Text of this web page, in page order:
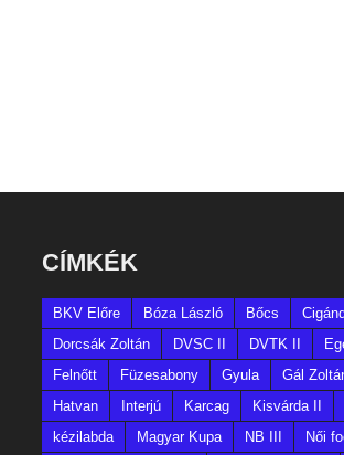
CÍMKÉK
BKV Előre Bóza László Bőcs Cigánd
Dorcsák Zoltán
DVSC II DVTK II
Felnőtt
Füzesabony Gyula Gál
Hatvan
Interjú Karcag Kisvárda II
kézilabda
Magyar Kupa NB III Női